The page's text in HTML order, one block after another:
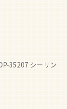
35207 シーリン